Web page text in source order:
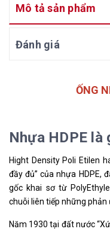
Mô tả sản phẩm
Đánh giá
ỐNG
Nhựa HDPE là
Hight Density Poli Etilen
đầy đủ” của nhựa HDPE,
gốc khai sơ từ
chuỗi liên tiếp những phản
Năm 1930 tại đất nước